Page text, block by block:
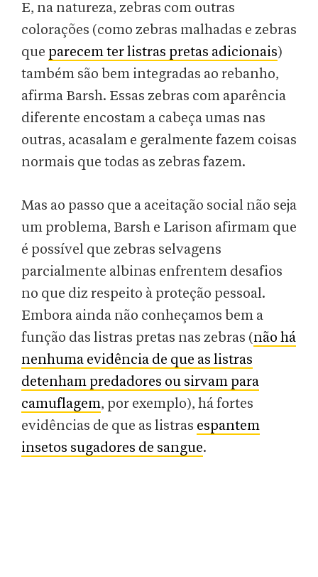
E, na natureza, zebras com outras
colorações (como zebras malhadas e zebras
que parecem ter listras pretas adicionais)
também são bem integradas ao rebanho,
afirma Barsh. Essas zebras com aparência
diferente encostam a cabeça umas nas
outras, acasalam e geralmente fazem coisas
normais que todas as zebras fazem.
Mas ao passo que a aceitação social não seja
um problema, Barsh e Larison afirmam que
é possível que zebras selvagens
parcialmente albinas enfrentem desafios
no que diz respeito à proteção pessoal.
Embora ainda não conheçamos bem a
função das listras pretas nas zebras (não há
nenhuma evidência de que as listras
detenham predadores ou sirvam para
camuflagem, por exemplo), há fortes
evidências de que as listras espantem
insetos sugadores de sangue.